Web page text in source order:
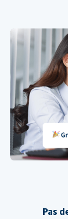
Pas